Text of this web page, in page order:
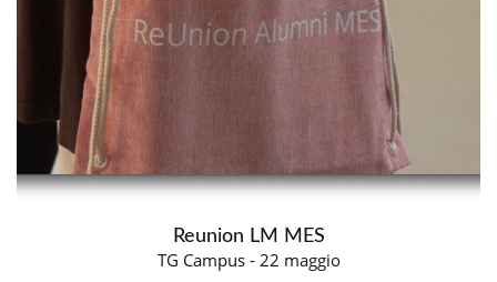
Reunion LM MES
TG Campus - 22 maggio